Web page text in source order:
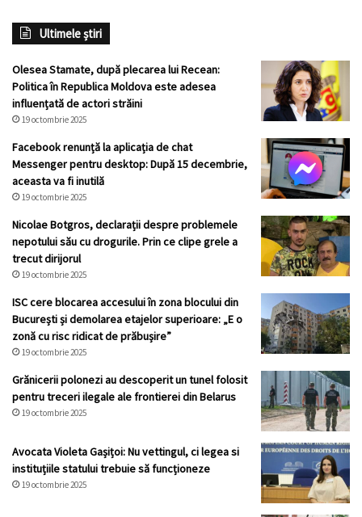
Ultimele știri
Olesea Stamate, după plecarea lui Recean:
Politica în Republica Moldova este adesea
influențată de actori străini
19 octombrie 2025
Facebook renunță la aplicația de chat
Messenger pentru desktop: După 15 decembrie,
aceasta va fi inutilă
19 octombrie 2025
Nicolae Botgros, declarații despre problemele
nepotului său cu drogurile. Prin ce clipe grele a
trecut dirijorul
19 octombrie 2025
ISC cere blocarea accesului în zona blocului din
București și demolarea etajelor superioare: „E o
zonă cu risc ridicat de prăbușire”
19 octombrie 2025
Grănicerii polonezi au descoperit un tunel folosit
pentru treceri ilegale ale frontierei din Belarus
19 octombrie 2025
Avocata Violeta Gașițoi: Nu vettingul, ci legea si
instituțiile statului trebuie să funcționeze
19 octombrie 2025